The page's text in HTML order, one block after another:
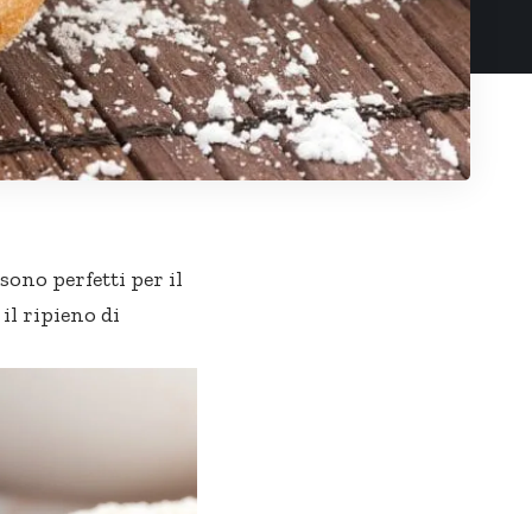
perfetti per il
il ripieno di